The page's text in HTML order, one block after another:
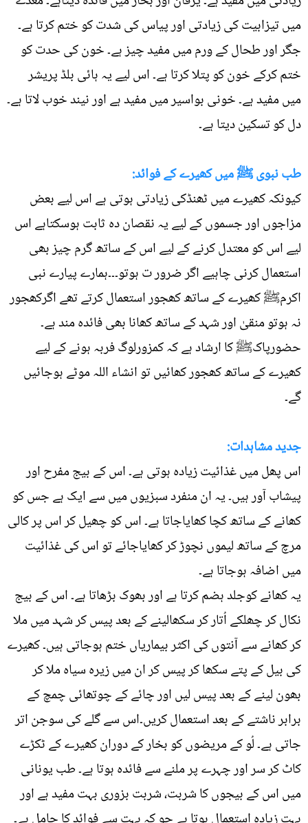
میں تیزابیت کی زیادتی اور پیاس کی شدت کو ختم کرتا ہے۔
جگر اور طحال کے ورم میں مفید چیز ہے۔ خون کی حدت کو
ختم کرکے خون کو پتلا کرتا ہے۔ اس لیے یہ ہائی بلڈ پریشر
میں مفید ہے۔ خونی بواسیر میں مفید ہے اور نیند خوب لاتا ہے۔
دل کو تسکین دیتا ہے۔
طب نبوی ﷺ میں کھیرے کے فوائد:
کیونکہ کھیرے میں ٹھنڈکی زیادتی ہوتی ہے اس لیے بعض
مزاجوں اور جسموں کے لیے یہ نقصان دہ ثابت ہوسکتاہے اس
لیے اس کو معتدل کرنے کے لیے اس کے ساتھ گرم چیز بھی
استعمال کرنی چاہیے اگر ضرور ت ہوتو۔۔۔ہمارے پیارے نبی
اکرمﷺ کھیرے کے ساتھ کھجور استعمال کرتے تھے اگرکھجور
نہ ہوتو منقیٰ اور شہد کے ساتھ کھانا بھی فائدہ مند ہے۔
حضورپاکﷺ کا ارشاد ہے کہ کمزورلوگ فربہ ہونے کے لیے
کھیرے کے ساتھ کھجور کھائیں تو انشاء اللہ موٹے ہوجائیں
گے۔
جدید مشاہدات:
اس پھل میں غذائیت زیادہ ہوتی ہے۔ اس کے بیج مفرح اور
پیشاب آور ہیں۔ یہ ان منفرد سبزیوں میں سے ایک ہے جس کو
کھانے کے ساتھ کچا کھایاجاتا ہے۔ اس کو چھیل کر اس پر کالی
مرچ کے ساتھ لیموں نچوڑ کر کھایاجائے تو اس کی غذائیت
میں اضافہ ہوجاتا ہے۔
یہ کھانے کوجلد ہضم کرتا ہے اور بھوک بڑھاتا ہے۔ اس کے بیج
نکال کر چھلکے اُتار کر سکھالینے کے بعد پیس کر شہد میں ملا
کر کھانے سے آنتوں کی اکثر بیماریاں ختم ہوجاتی ہیں۔ کھیرے
کی بیل کے پتے سکھا کر پیس کر ان میں زیرہ سیاہ ملا کر
بھون لینے کے بعد پیس لیں اور چائے کے چوتھائی چمچ کے
برابر ناشتے کے بعد استعمال کریں۔اس سے گلے کی سوجن اتر
جاتی ہے۔ لُو کے مریضوں کو بخار کے دوران کھیرے کے ٹکڑے
کاٹ کر سر اور چہرے پر ملنے سے فائدہ ہوتا ہے۔ طب یونانی
میں اس کے بیجوں کا شربت، شربت بزوری بہت مفید ہے اور